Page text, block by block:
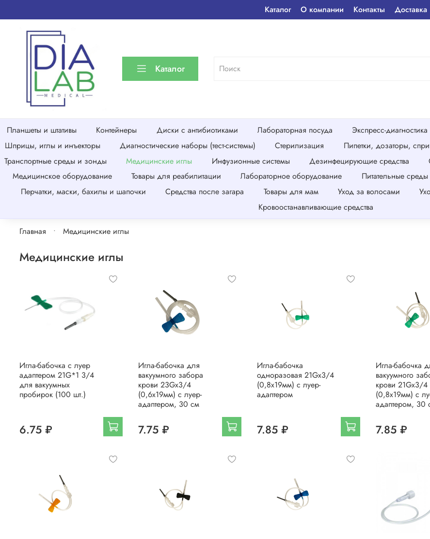
Каталог О компании Контакты Доставка
Каталог
Планшеты и штативы Контейнеры Диски с антибиотиками Лабораторная посуда Экспресс-диагностика
Шприцы, иглы и инъекторы
Диагностические наборы (тест-системы) Стерилизация Пипетки, дозаторы,
Транспортные среды и зонды
Медицинские иглы Инфузионные системы Дезинфецирующие средства
Медицинское оборудование
Товары для реабилитации Лабораторное оборудование Питательные среды
Перчатки, маски, бахилы и шапочки
Средства после загара Товары для мам Уход за волосами
Кровоостанавливающие средства
Главная Медицинские иглы
Медицинские иглы
Игла-бабочка с луер
адаптером 21G*1 3/4
для вакуумных
пробирок (100 шт.)
6.75 ₽
Игла-бабочка для
вакуумного забора
крови 23Gх3/4
(0,6х19мм) с луер-
адаптером, 30 см
7.75 ₽
Игла-бабочка
одноразовая 21Gх3/4
(0,8х19мм) с луер-
адаптером
7.85 ₽
Игла-бабочка
вакуумного
крови 21Gх3/4
(0,8х19мм) с
адаптером, 30
7.85 ₽